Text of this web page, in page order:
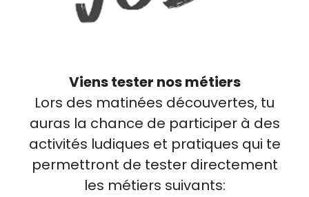
Viens tester nos métiers
Lors des matinées découvertes, tu
auras la chance de participer à des
activités ludiques et pratiques qui te
permettront de tester directement
les métiers suivants: